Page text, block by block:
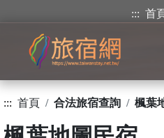
::: 首
::: 首頁 合法旅宿查詢 楓葉